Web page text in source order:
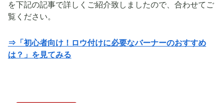
を下記の記事で詳しくご紹介致しましたので、合わせてご
覧ください。
⇒「初心者向け！ロウ付けに必要なバーナーのおすすめ
は？」を見てみる